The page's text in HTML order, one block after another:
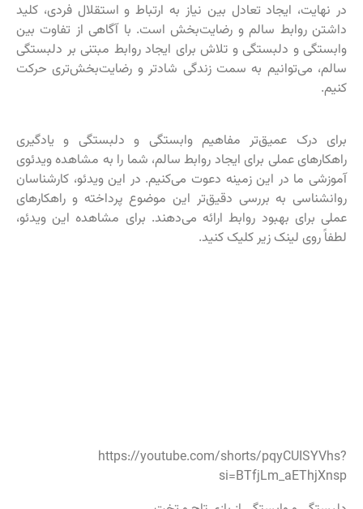
در نهایت، ایجاد تعادل بین نیاز به ارتباط و استقلال فردی، کلید
داشتن روابط سالم و رضایت‌بخش است. با آگاهی از تفاوت بین
وابستگی و دلبستگی و تلاش برای ایجاد روابط مبتنی بر دلبستگی
سالم، می‌توانیم به سمت زندگی شادتر و رضایت‌بخش‌تری حرکت
کنیم.
برای درک عمیق‌تر مفاهیم وابستگی و دلبستگی و یادگیری
راهکارهای عملی برای ایجاد روابط سالم، شما را به مشاهده ویدئوی
آموزشی ما در این زمینه دعوت می‌کنیم. در این ویدئو، کارشناسان
روانشناسی به بررسی دقیق‌تر این موضوع پرداخته و راهکارهای
عملی برای بهبود روابط ارائه می‌دهند. برای مشاهده این ویدئو،
لطفاً روی لینک زیر کلیک کنید.
https://youtube.com/shorts/pqyCUISYVhs?
si=BTfjLm_aEThjXnsp